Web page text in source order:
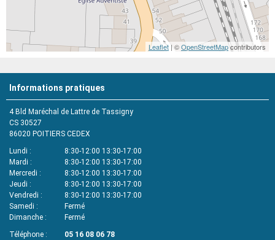
Leaflet | ©OpenStreetMapcontributors
Informations pratiques
4 Bld Maréchal de Lattre de Tassigny
CS 30527
86020 POITIERS CEDEX
Lundi
8:30-12:00 13:30-17:00
Mardi
8:30-12:00 13:30-17:00
Mercredi
8:30-12:00 13:30-17:00
Jeudi
8:30-12:00 13:30-17:00
Vendredi
8:30-12:00 13:30-17:00
Samedi
Fermé
Dimanche
Fermé
Téléphone
05 16 08 06 78